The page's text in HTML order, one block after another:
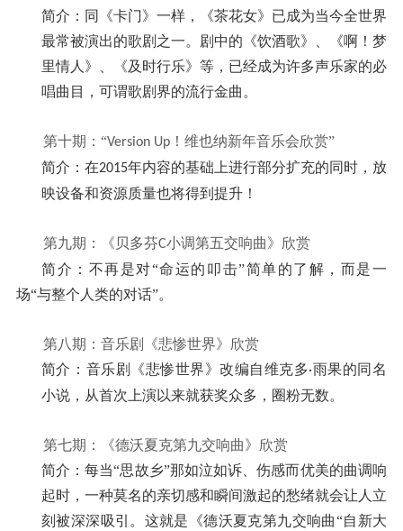
简介：同《卡门》一样，《茶花女》已成为当今全世界
最常被演出的歌剧之一。剧中的《饮酒歌》、《啊！梦
里情人》、《及时行乐》等，已经成为许多声乐家的必
唱曲目，可谓歌剧界的流行金曲。
第十期：“Version Up ！维也纳新年音乐会欣赏”
简介：在2015年内容的基础上进行部分扩充的同时，放
映设备和资源质量也将得到提升！
第九期：《贝多芬C小调第五交响曲》欣赏
简介：不再是对“命运的叩击”简单的了解，而是一
场“与整个人类的对话”。
第八期：音乐剧《悲惨世界》欣赏
简介：音乐剧《悲惨世界》改编自维克多·雨果的同名
小说，从首次上演以来就获奖众多，圈粉无数。
第七期：《德沃夏克第九交响曲》欣赏
简介：每当“思故乡”那如泣如诉、伤感而优美的曲调响
起时，一种莫名的亲切感和瞬间激起的愁绪就会让人立
刻被深深吸引。这就是《德沃夏克第九交响曲“自新大